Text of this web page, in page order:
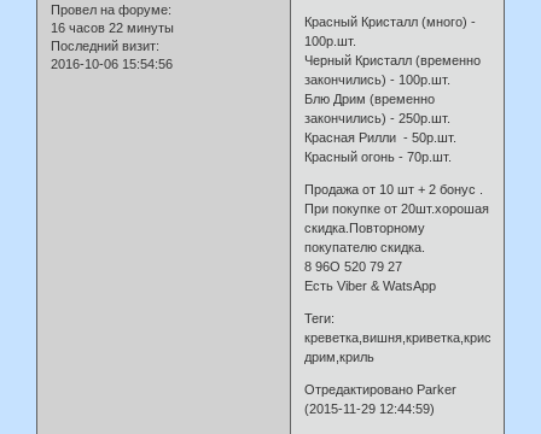
Провел на форуме:
16 часов 22 минуты
Последний визит:
2016-10-06 15:54:56
Красный Кристалл (много) -
100р.шт.
Черный Кристалл (временно
закончились) - 100р.шт.
Блю Дрим (временно
закончились) - 250р.шт.
Красная Рилли - 50р.шт.
Красный огонь - 70р.шт.
Продажа от 10 шт + 2 бонус .
При покупке от 20шт.хорошая
скидка.Повторному
покупателю скидка.
8 96О 520 79 27
Есть Viber & WatsApp
Теги:
дрим,криль
Отредактировано Parker
(2015-11-29 12:44:59)